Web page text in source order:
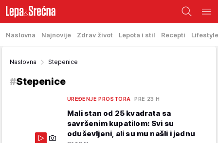
Naslovna Najnovije Zdrav život Lepota i stil Recepti Lifestyle
Naslovna Stepenice
#Stepenice
UREĐENJE PROSTORA PRE 23 H
Mali stan od 25 kvadrata sa
savršenim kupatilom: Svi su
oduševljeni, ali su mu našli i jednu